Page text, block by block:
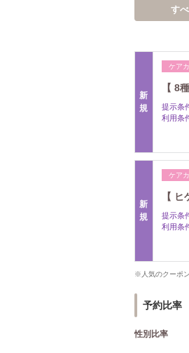
す
新
規
ケア
【 8
提示条
利用条
新
規
ケア
【
提示条
利用条
※人気のクーポ
予約比率
性別比率